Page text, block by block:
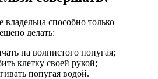
способно только
делать:
на волнистого попугая;
клетку своей рукой;
попугая водой.